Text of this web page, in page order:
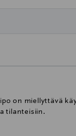
on miellyttävä
tilanteisiin.